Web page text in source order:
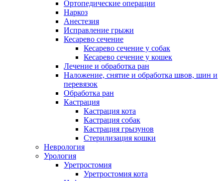
Ортопедические операции
Наркоз
Анестезия
Исправление грыжи
Кесарево сечение
Кесарево сечение у собак
Кесарево сечение у кошек
Лечение и обработка ран
Наложение, снятие и обработка швов, шин и
перевязок
Обработка ран
Кастрация
Кастрация кота
Кастрация собак
Кастрация грызунов
Стерилизация кошки
Неврология
Урология
Уретростомия
Уретростомия кота